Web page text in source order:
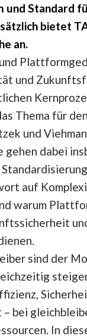
und Standard
bietet
an.
und
Thema für
und
gehen dabei
auf
warum
sind der
bei
In